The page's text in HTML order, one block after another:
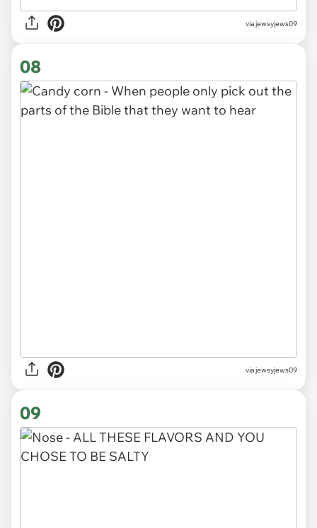
via jewsyjews09
08
via jewsyjews09
09